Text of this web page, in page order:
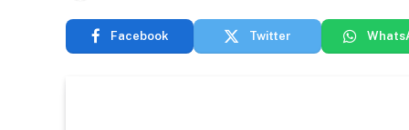
Facebook Twitter